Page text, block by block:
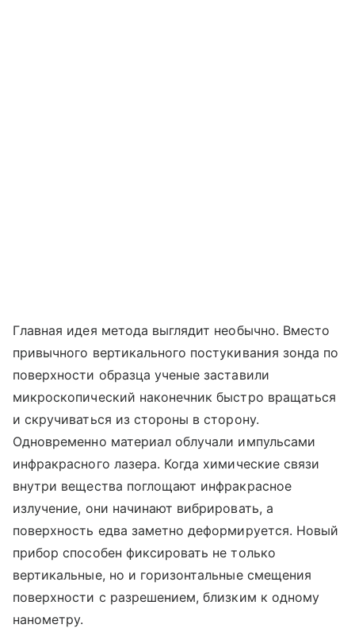
Главная идея метода выглядит необычно. Вместо
привычного вертикального постукивания зонда по
поверхности образца ученые заставили
микроскопический наконечник быстро вращаться
и скручиваться из стороны в сторону.
Одновременно материал облучали импульсами
инфракрасного лазера. Когда химические связи
внутри вещества поглощают инфракрасное
излучение, они начинают вибрировать, а
поверхность едва заметно деформируется. Новый
прибор способен фиксировать не только
вертикальные, но и горизонтальные смещения
поверхности с разрешением, близким к одному
нанометру.